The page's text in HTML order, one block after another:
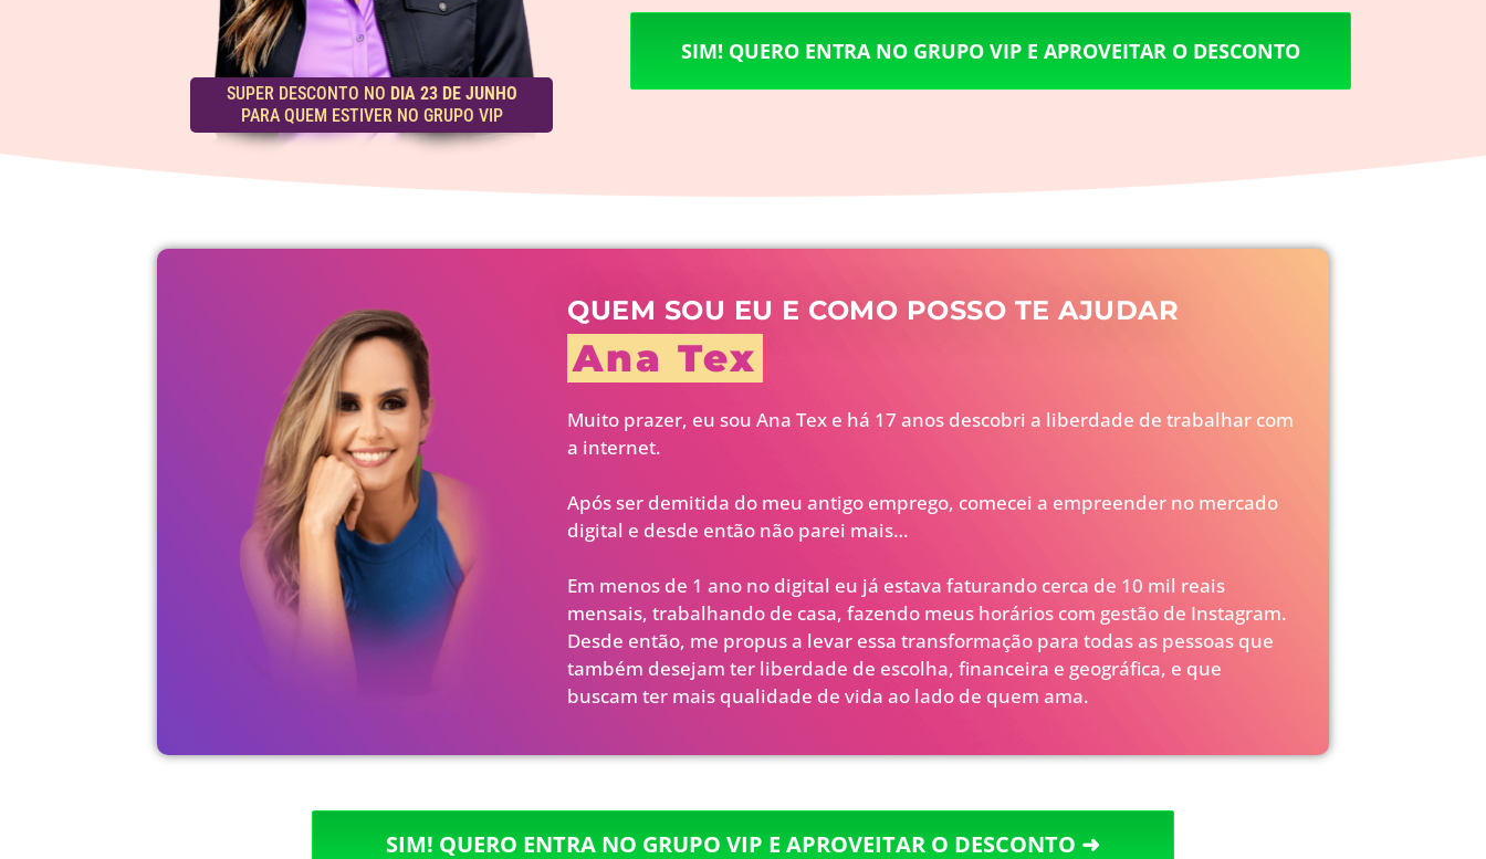
SUPER DESCONTO NO DIA 23 DE JUNHO
PARA QUEM ESTIVER NO GRUPO VIP
SIM! QUERO ENTRA NO GRUPO VIP E APROVEITAR O DESCONTO
QUEM SOU EU E COMO POSSO TE AJUDAR
Ana Tex
Muito prazer, eu sou Ana Tex e há 17 anos descobri a liberdade de trabalhar com
a internet.
Após ser demitida do meu antigo emprego, comecei a empreender no mercado
digital e desde então não parei mais…
Em menos de 1 ano no digital eu já estava faturando cerca de 10 mil reais
mensais, trabalhando de casa, fazendo meus horários com gestão de Instagram.
Desde então, me propus a levar essa transformação para todas as pessoas que
também desejam ter liberdade de escolha, financeira e geográfica, e que
buscam ter mais qualidade de vida ao lado de quem ama.
SIM! QUERO ENTRA NO GRUPO VIP E APROVEITAR O DESCONTO ➜